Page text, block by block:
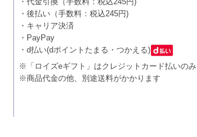
・後払い（手数料：税込245円)
・キャリア決済
・PayPay
・d払い(dポイントたまる・つかえる)
※「ロイズeギフト」はクレジットカード払いのみ
※商品代金の他、別途送料がかかります